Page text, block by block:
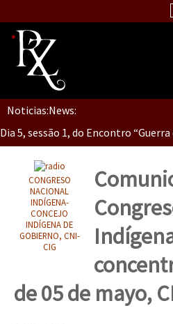
Inicio
Quiénes Somos
La palabra del EZLN
Encuentros
TEMAS
Chiapas
Latinoamérica
Noticias:News:
Dia 5, Sessão 2, Encontro “Guerra
Dia 5, sessão 1, do Encontro
Dia 4 – Encontro “Guerra contra a
Dia 3 do Encontro “Guerra contra a
Dia 2 do Encontro “Guerra contra a
CONGRESO
NACIONAL
INDÍGENA-
CONCEJO
INDÍGENA DE
GOBIERNO, CNI-
CIG
de 05 de mayo,